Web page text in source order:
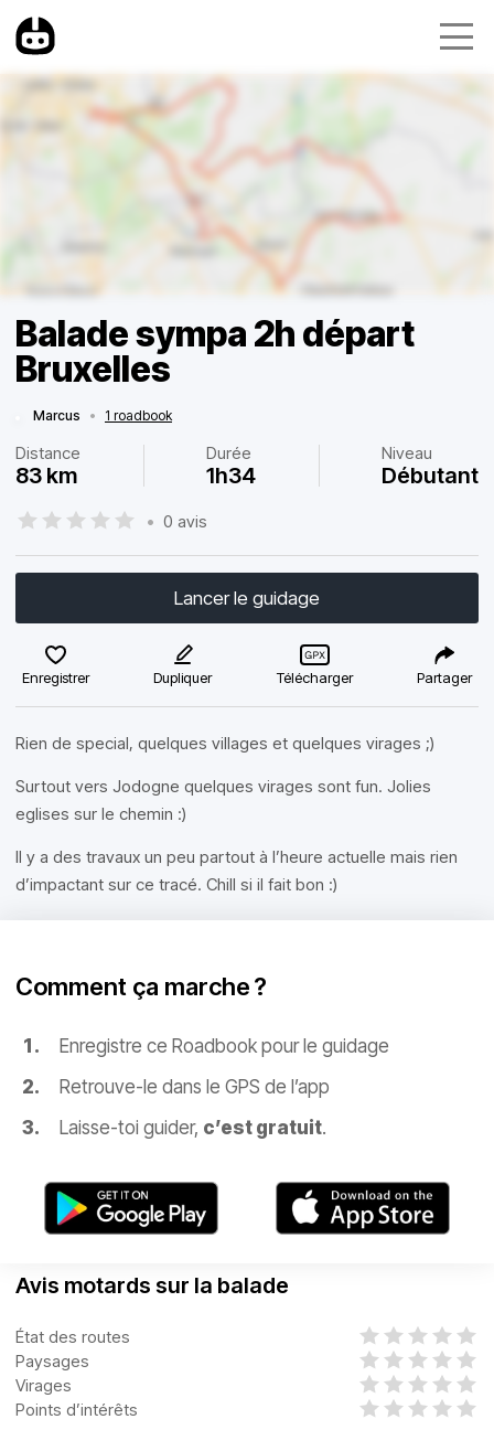
Balade sympa 2h départ
Bruxelles
Marcus • 1 roadbook
Distance
83 km
Durée
1h34
Niveau
Débutant
• 0 avis
Lancer le guidage
Enregistrer Dupliquer Télécharger Partager
Rien de special, quelques villages et quelques virages ;)
Surtout vers Jodogne quelques virages sont fun. Jolies
eglises sur le chemin :)
Il y a des travaux un peu partout à l’heure actuelle mais rien
d’impactant sur ce tracé. Chill si il fait bon :)
Comment ça marche ?
Enregistre ce Roadbook pour le guidage
Retrouve-le dans le GPS de l’app
Laisse-toi guider, c’est gratuit.
Avis motards sur la balade
État des routes
Paysages
Virages
Points d’intérêts